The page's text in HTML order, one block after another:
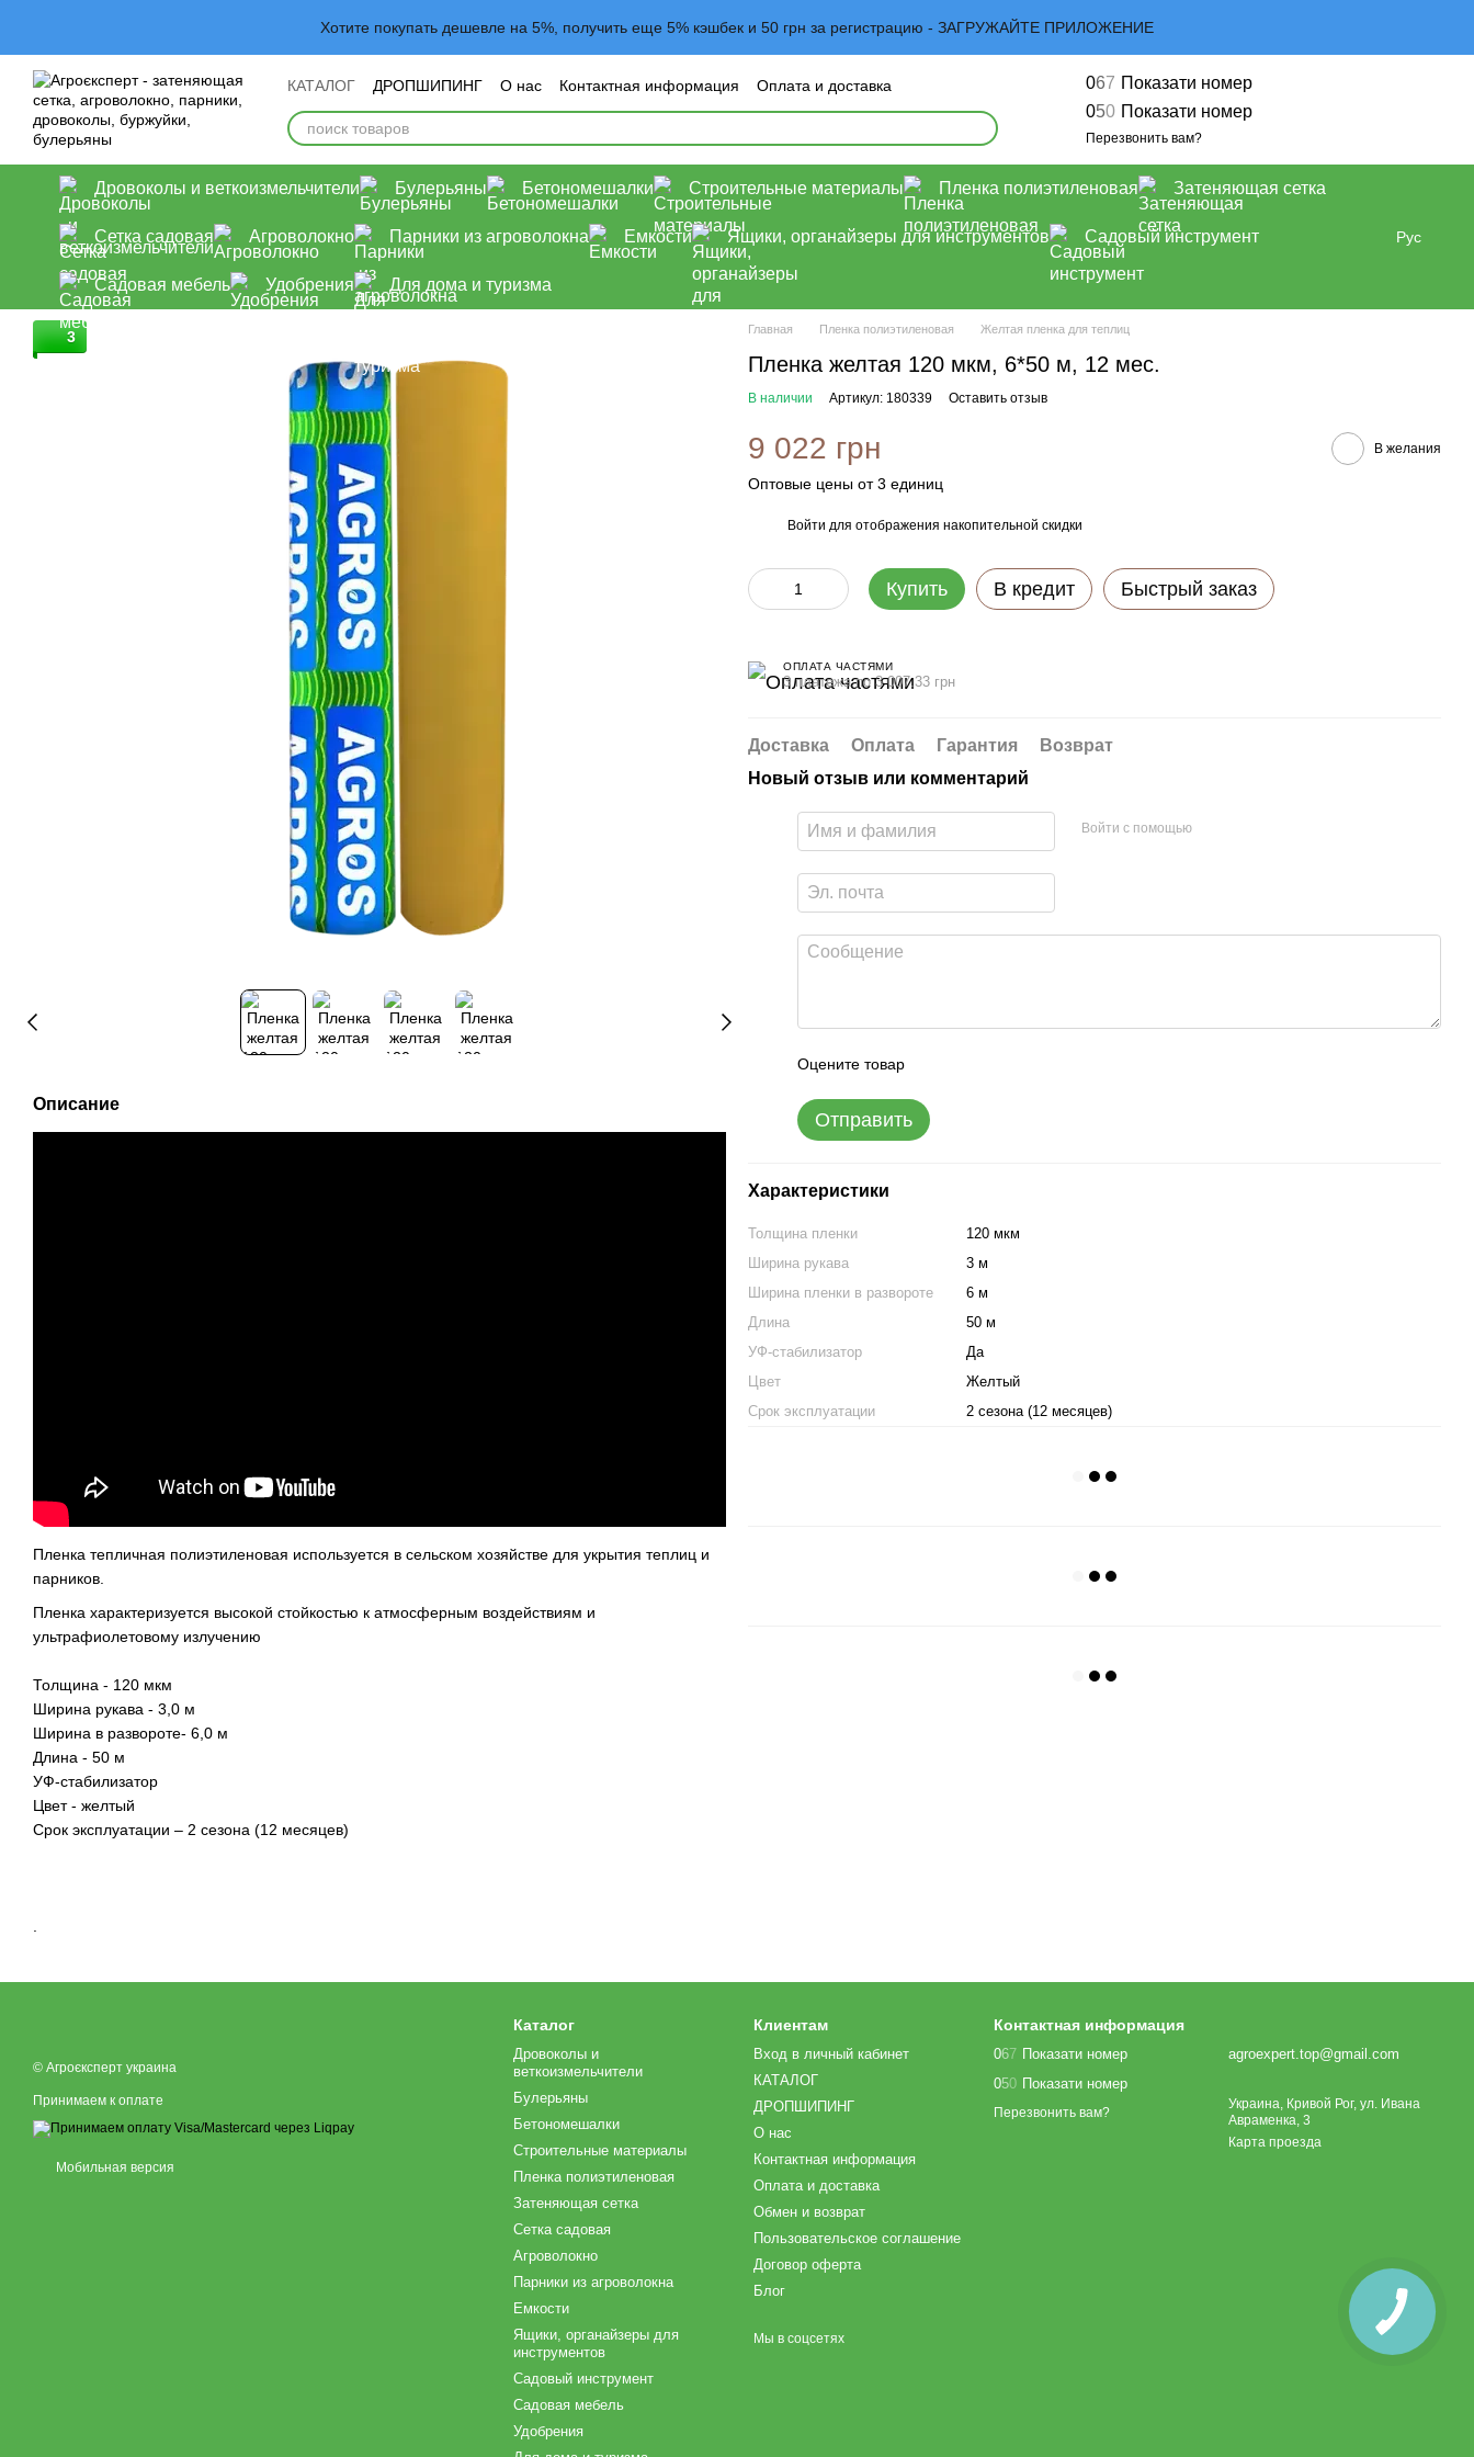
Хотите покупать дешевле на 5%, получить еще 5% кэшбек и 50 грн за регистрацию - ЗАГРУЖАЙТЕ ПРИЛОЖЕНИЕ
КАТАЛОГ ДРОПШИПИНГ О нас Контактная информация
Оплата и доставка
Обмен и возврат
Пользовательское соглашение Договор оферта Блог
067 Показати номер
050 Показати номер
Перезвонить вам?
Дровоколы и веткоизмельчители Булерьяны Бетономешалки Строительные материалы Пленка полиэтиленовая Затеняющая сетка
Сетка садовая Агроволокно Парники из агроволокна Емкости Ящики, органайзеры для инструментов Садовый инструмент
Садовая мебель Удобрения Для дома и туризма
Рус
3
Описание
Пленка тепличная полиэтиленовая используется в сельском хозяйстве для укрытия теплиц и
парников.
Пленка характеризуется высокой стойкостью к атмосферным воздействиям и
ультрафиолетовому излучению
Толщина - 120 мкм
Ширина рукава - 3,0 м
Ширина в развороте- 6,0 м
Длина - 50 м
УФ-стабилизатор
Цвет - желтый
Срок эксплуатации – 2 сезона (12 месяцев)
Главная Пленка полиэтиленовая Желтая пленка для теплиц
Пленка желтая 120 мкм, 6*50 м, 12 мес.
В наличии Артикул: 180339 Оставить отзыв
9 022 грн В желания
Оптовые цены от 3 единиц
Войти для отображения накопительной скидки
Купить В кредит Быстрый заказ
ОПЛАТА ЧАСТЯМИ
3 платежа по 3 007.33 грн
Доставка Оплата Гарантия
Возврат
Новый отзыв или комментарий
Войти с помощью
Оцените товар
Отправить
Характеристики
Толщина пленки
120 мкм
Ширина рукава
3 м
Ширина пленки в развороте
6 м
Длина
50 м
УФ-стабилизатор
Да
Цвет
Желтый
Срок эксплуатации
2 сезона (12 месяцев)
© Агроєксперт украина
Принимаем к оплате
Мобильная версия
Каталог
Дровоколы и
веткоизмельчители
Булерьяны
Бетономешалки
Строительные материалы
Пленка полиэтиленовая
Затеняющая сетка
Сетка садовая
Агроволокно
Парники из агроволокна
Емкости
Ящики, органайзеры для
инструментов
Садовый инструмент
Садовая мебель
Удобрения
Клиентам
Вход в личный кабинет
КАТАЛОГ
ДРОПШИПИНГ
О нас
Контактная информация
Оплата и доставка
Обмен и возврат
Пользовательское соглашение
Договор оферта
Блог
Мы в соцсетях
Контактная информация
067 Показати номер
050 Показати номер
Перезвонить вам?
agroexpert.top@gmail.com
Украина, Кривой Рог, ул. Ивана
Авраменка, 3
Карта проезда